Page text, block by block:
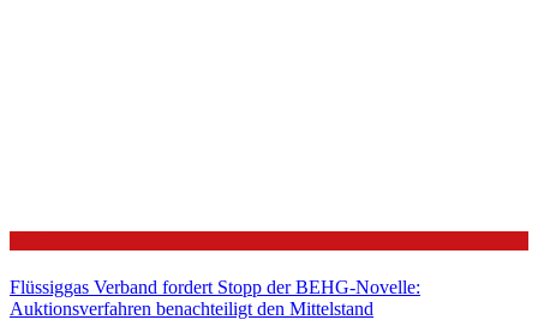
Flüssiggas Verband fordert Stopp der BEHG-Novelle:
Auktionsverfahren benachteiligt den Mittelstand